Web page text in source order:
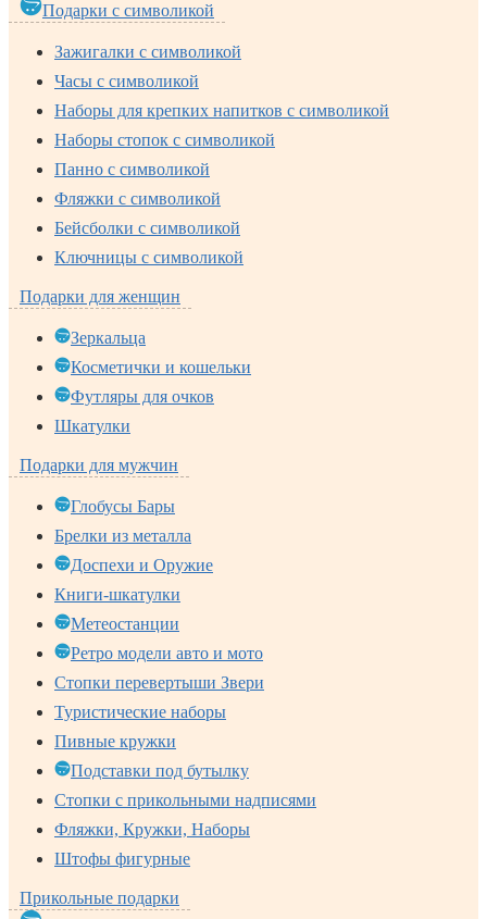
Подарки с символикой
Зажигалки с символикой
Часы с символикой
Наборы для крепких напитков с символикой
Наборы стопок с символикой
Панно с символикой
Фляжки с символикой
Бейсболки с символикой
Ключницы с символикой
Подарки для женщин
Зеркальца
Косметички и кошельки
Футляры для очков
Шкатулки
Подарки для мужчин
Глобусы Бары
Брелки из металла
Доспехи и Оружие
Книги-шкатулки
Метеостанции
Ретро модели авто и мото
Стопки перевертыши Звери
Туристические наборы
Пивные кружки
Подставки под бутылку
Стопки с прикольными надписями
Фляжки, Кружки, Наборы
Штофы фигурные
Прикольные подарки